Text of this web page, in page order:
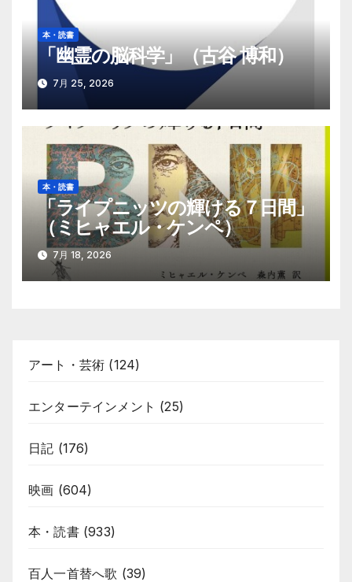
本・読書
「幽霊の脳科学」（古谷 博和）
7月 25, 2026
本・読書
「ライプニッツの輝ける７日間」
（ミヒャエル・ケンペ）
7月 18, 2026
アート・芸術 (124)
エンターテインメント (25)
日記 (176)
映画 (604)
本・読書(933)
百人一首替へ歌 (39)